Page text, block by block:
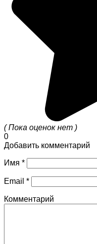
( Пока оценок нет )
0
Добавить комментарий
Имя *
Email *
Комментарий